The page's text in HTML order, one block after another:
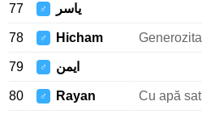
77 ♂ ياسر
78 ♂ Hicham
79 ♂ ايمن
80 ♂ Rayan Cu apă